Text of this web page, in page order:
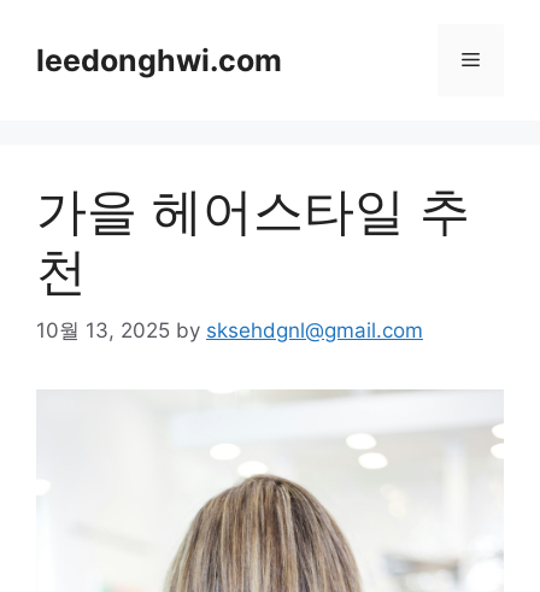
contentleedonghwi.com Menu
가을 헤어스타일 추
천
10월 13, 2025 by sksehdgnl@gmail.com